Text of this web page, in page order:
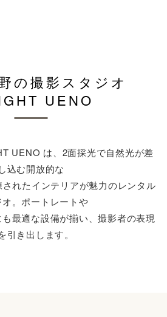
の撮影スタジオ
UENO
UENO は、2面採光で自然光が差
し込む開放的な
れたインテリアが魅力のレンタル
オ。ポートレートや
最適な設備が揃い、撮影者の表現
引き出します。